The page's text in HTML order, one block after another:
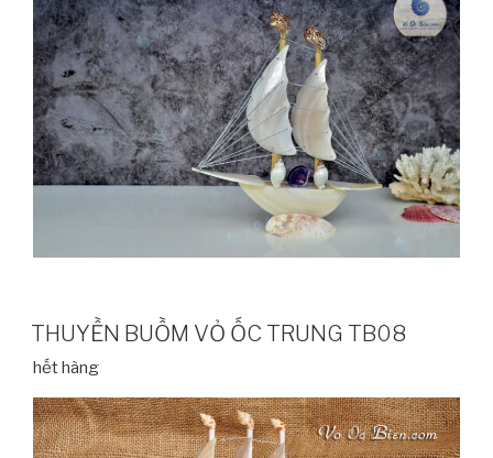
THUYỀN BUỒM VỎ ỐC TRUNG TB08
hết hàng